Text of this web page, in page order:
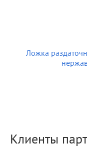
Ложка
Клиенты